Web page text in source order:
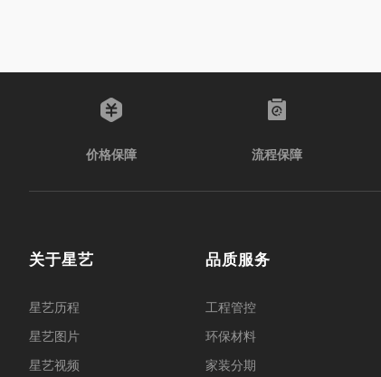
价格保障 流程保障
关于星艺
星艺历程
星艺图片
星艺视频
品质服务
工程管控
环保材料
家装分期